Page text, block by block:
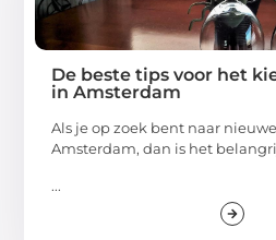
De beste tips voor het
in Amsterdam
Als je op zoek bent naar
Amsterdam, dan is het
...